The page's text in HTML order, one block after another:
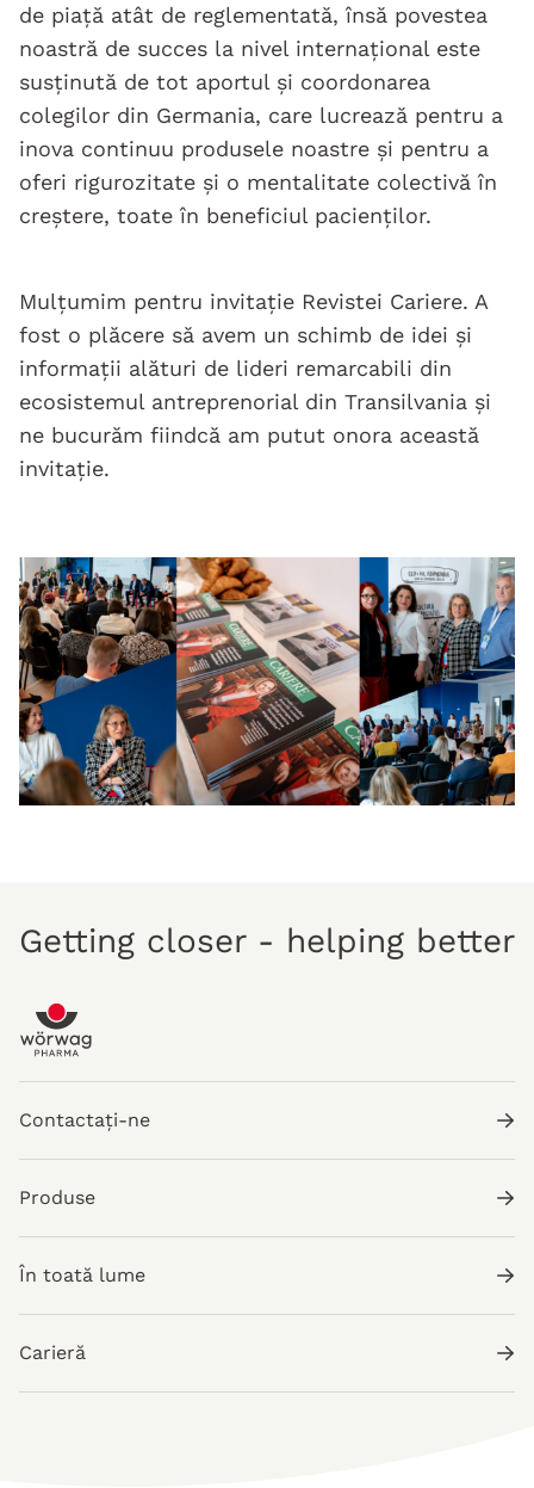
de piață atât de reglementată, însă povestea
noastră de succes la nivel internațional este
susținută de tot aportul și coordonarea
colegilor din Germania, care lucrează pentru a
inova continuu produsele noastre și pentru a
oferi rigurozitate și o mentalitate colectivă în
creștere, toate în beneficiul pacienților.
Mulțumim pentru invitație Revistei Cariere. A
fost o plăcere să avem un schimb de idei și
informații alături de lideri remarcabili din
ecosistemul antreprenorial din Transilvania și
ne bucurăm fiindcă am putut onora această
invitație.
Getting closer - helping better
Contactați-ne
Produse
În toată lume
Carieră